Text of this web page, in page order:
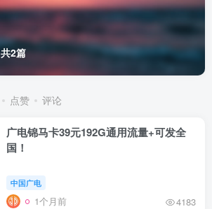
共2篇
点赞 评论
广电锦马卡39元192G通用流量+可发全
国！
中国广电
1个月前 4183